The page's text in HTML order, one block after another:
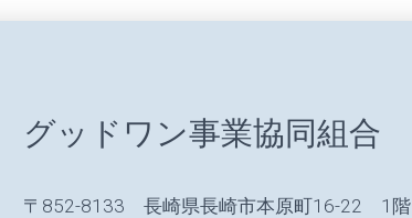
グッドワン事業協同組合
〒852-8133 長崎県長崎市本原町16-22 1階